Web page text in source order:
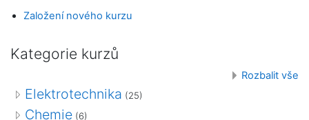
Založení nového kurzu
Kategorie kurzů
Rozbalit vše
Elektrotechnika (25)
Chemie (6)